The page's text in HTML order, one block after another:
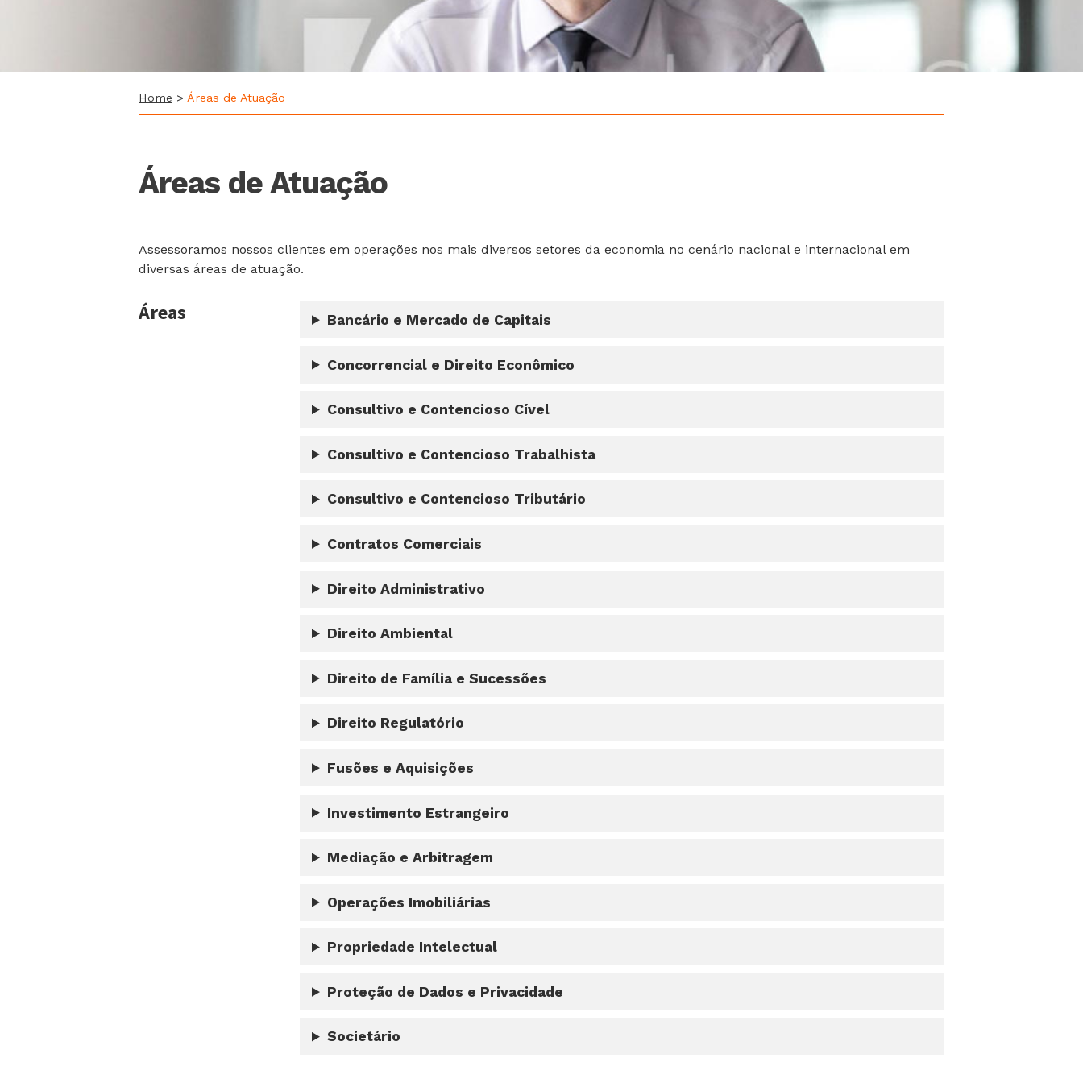
Home > Áreas de Atuação
Áreas de Atuação
Assessoramos nossos clientes em operações nos mais diversos setores da economia no cenário nacional e internacional em
diversas áreas de atuação.
Áreas Bancário e Mercado de Capitais
Concorrencial e Direito Econômico
Consultivo e Contencioso Cível
Consultivo e Contencioso Trabalhista
Consultivo e Contencioso Tributário
Contratos Comerciais
Direito Administrativo
Direito Ambiental
Direito de Família e Sucessões
Direito Regulatório
Fusões e Aquisições
Investimento Estrangeiro
Mediação e Arbitragem
Operações Imobiliárias
Propriedade Intelectual
Proteção de Dados e Privacidade
Societário